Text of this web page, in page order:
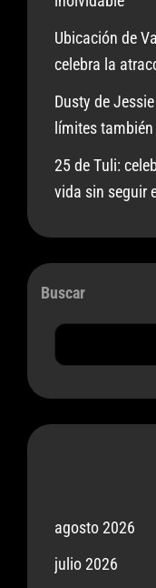
Ubicación de
celebra la
Dusty de
límites
25 de Tuli:
vida sin seguir
Buscar
agosto 2026
julio 2026